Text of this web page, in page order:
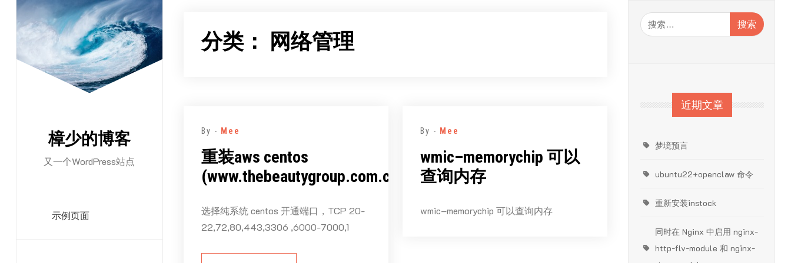
樟少的博客
又一个WordPress站点
示例页面
分类： 网络管理
By - Mee
重装aws centos
(www.thebeautygroup.com.cn)
选择纯系统 centos 开通端口，TCP 20-
22,72,80,443,3306 ,6000-7000,1
By - Mee
wmic–memorychip 可以
查询内存
wmic–memorychip 可以查询内存
搜
索：
近期文章
梦境预言
ubuntu22+openclaw 命令
重新安装instock
同时在 Nginx 中启用 nginx-
http-flv-module 和 nginx-